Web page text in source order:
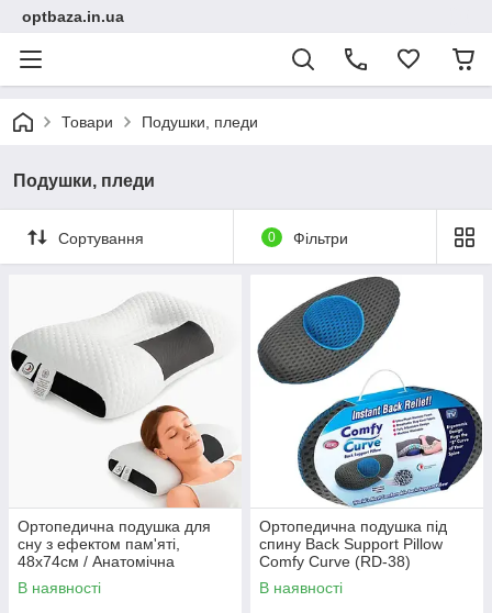
optbaza.in.ua
Товари Подушки, пледи
Подушки, пледи
Сортування 0 Фільтри
Ортопедична подушка для
сну з ефектом пам'яті,
48х74см / Анатомічна
подушка для шиї
В наявності
Ортопедична подушка під
спину Back Support Pillow
Comfy Curve (RD-38)
В наявності